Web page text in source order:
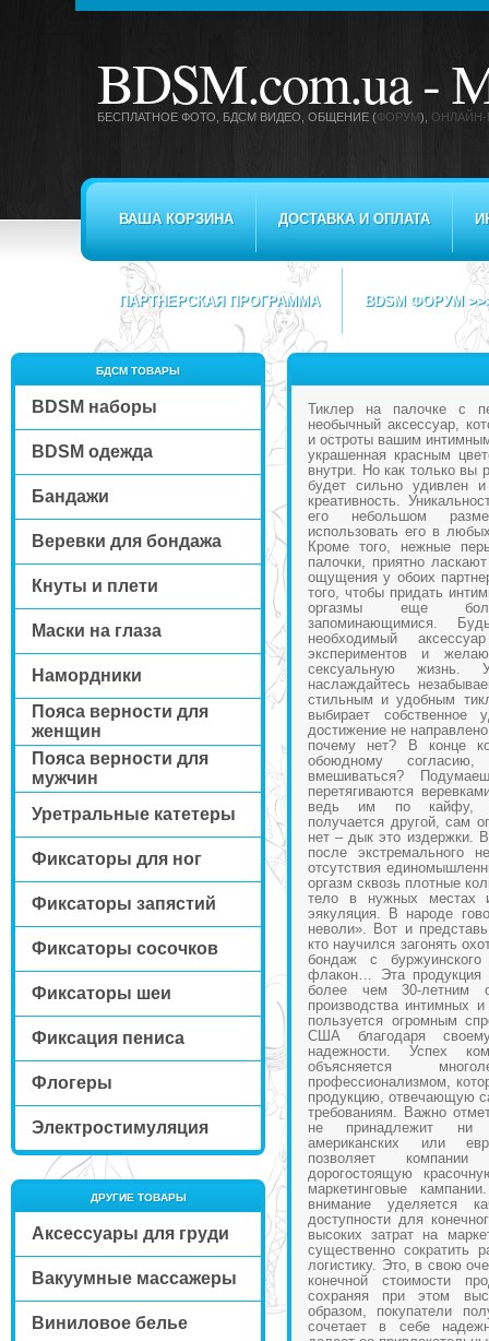
BDSM.com.ua -
БЕСПЛАТНОЕ ФОТО, БДСМ ВИДЕО , ОБЩЕНИЕ (ФОРУМ), ОНЛАЙН-
ВАША КОРЗИНА ДОСТАВКА И ОПЛАТА
ПАРТНЕРСКАЯ ПРОГРАММА BDSM ФОРУМ
БДСМ ТОВАРЫ
BDSM наборы
BDSM одежда
Бандажи
Веревки для бондажа
Кнуты и плети
Маски на глаза
Намордники
Пояса верности для
женщин
Пояса верности для
мужчин
Уретральные катетеры
Фиксаторы для ног
Фиксаторы запястий
Фиксаторы сосочков
Фиксаторы шеи
Фиксация пениса
Флогеры
Электростимуляция
ДРУГИЕ ТОВАРЫ
Аксессуары для груди
Вакуумные массажеры
Виниловое белье
Тиклер на палочке с
необычный аксессуар,
и остроты вашим
украшенная красным
внутри. Но как только вы
будет сильно удивлен
креативность.
его небольшом
использовать его в
Кроме того, нежные
палочки, приятно
ощущения у обоих
того, чтобы придать
оргазмы еще
запоминающимися.
необходимый
экспериментов и
сексуальную жизнь.
наслаждайтесь
стильным и удобным
выбирает собственное
достижение не
почему нет? В конце
обоюдному
вмешиваться?
перетягиваются
ведь им по кайфу,
получается другой, сам
нет – дык это издержки.
после экстремального
отсутствия
оргазм сквозь плотные
тело в нужных местах
эякуляция. В народе
неволи». Вот и
кто научился загонять
бондаж с
флакон… Эта продукция
более чем 30-летним
производства интимных
пользуется огромным
США благодаря
надежности. Успех
объясняется
профессионализмом,
продукцию, отвечающую
требованиям. Важно
не принадлежит ни
американских или
позволяет
дорогостоящую
маркетинговые
внимание уделяется
доступности для
высоких затрат на
существенно сократить
логистику. Это, в свою
конечной стоимости
сохраняя при этом
образом, покупатели
сочетает в себе